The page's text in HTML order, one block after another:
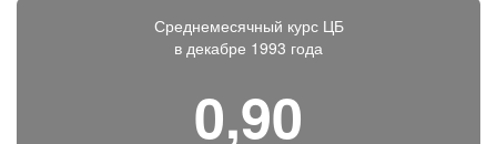
Среднемесячный курс ЦБ
в декабре 1993 года
0,90